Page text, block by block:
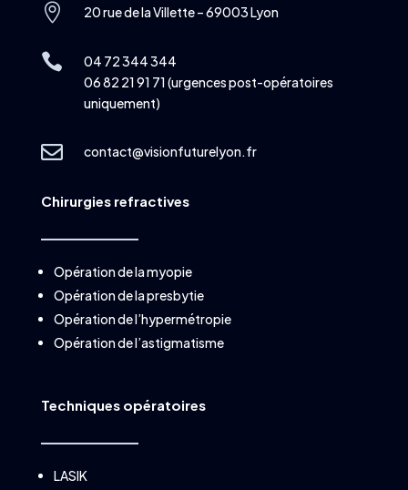
 20 rue de la Villette – 69003 Lyon

04 72 344 344
06 82 21 91 71 (urgences post-opératoires
uniquement)
 contact@visionfuturelyon.fr
Chirurgies refractives
Opération de la myopie
Opération de la presbytie
Opération de l’hypermétropie
Opération de l’astigmatisme
Techniques opératoires
LASIK